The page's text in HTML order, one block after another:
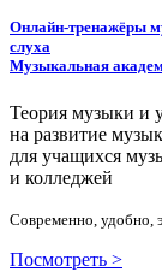
Онлайн-тренажёры
слуха
Музыкальная
Теория музыки и
на развитие
для учащихся
и колледжей
Современно, удобно,
Посмотреть >